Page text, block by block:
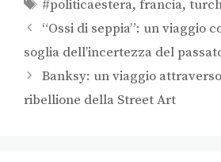
#politicaestera,francia,
“Ossi di seppia”: un viaggio
soglia dell’incertezza del
Banksy: un viaggio
ribellione della Street Art